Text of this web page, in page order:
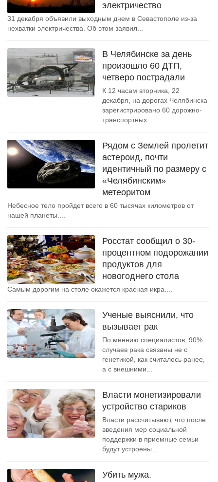
электричество
31 декабря объявили выходным днем в Севастополе из-за
нехватки электричества. Об этом заявил...
В Челябинске за день
произошло 60 ДТП,
четверо пострадали
К 12 часам вторника, 22
декабря, на дорогах Челябинска
зарегистрировано 60 дорожно-
транспортных...
Рядом с Землей пролетит
астероид, почти
идентичный по размеру с
«Челябинским»
метеоритом
Небесное тело пройдет всего в 60 тысячах километров от
нашей планеты....
Росстат сообщил о 30-
процентном подорожании
продуктов для
новогоднего стола
Самым дорогим на столе окажется красная икра....
Ученые выяснили, что
вызывает рак
По мнению специалистов, 90%
случаев рака связаны не с
генетикой, как считалось ранее,
а с внешними...
Власти монетизировали
устройство стариков
Власти рассчитывают, что после
введения мер социальной
поддержки в приемные семьи
будут устроены...
Убить мужа.